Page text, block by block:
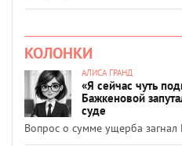
КОЛОНКИ
АЛИСА ГРАНД
«Я сейчас чуть
Бажкеновой
суде
Вопрос о сумме ущерба загнал